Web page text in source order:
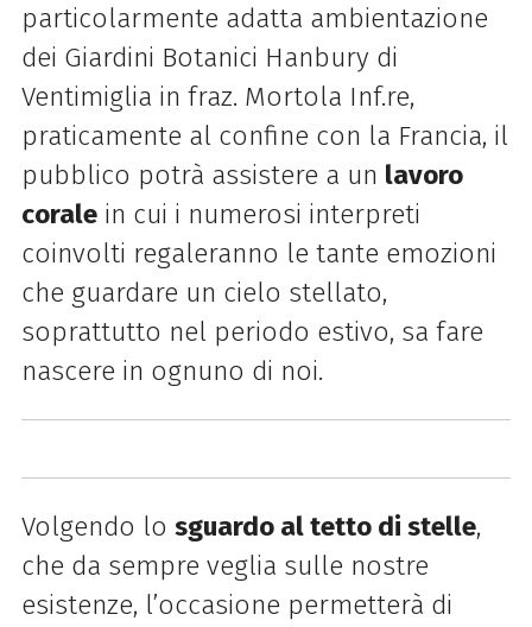
particolarmente adatta ambientazione
dei Giardini Botanici Hanbury di
Ventimiglia in fraz. Mortola Inf.re,
praticamente al confine con la Francia, il
pubblico potrà assistere a un lavoro
coralein cui i numerosi interpreti
coinvolti regaleranno le tante emozioni
che guardare un cielo stellato,
soprattutto nel periodo estivo, sa fare
nascere in ognuno di noi.
Volgendo lo sguardo al tetto di stelle,
che da sempre veglia sulle nostre
esistenze, l’occasione permetterà di